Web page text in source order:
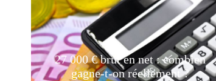
27 000 € brut en net : combien
gagne-t-on réellement ?